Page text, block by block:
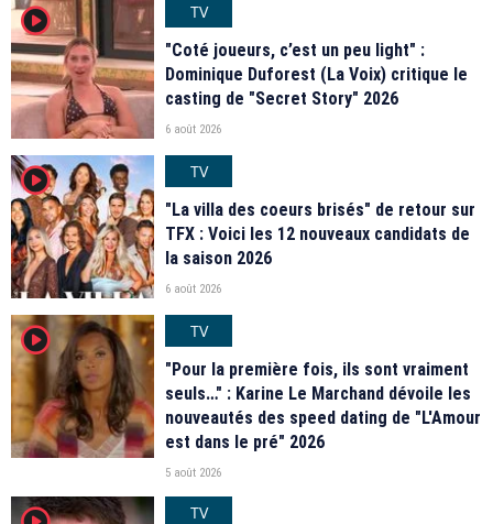
player2
TV
"Coté joueurs, c’est un peu light" :
Dominique Duforest (La Voix) critique le
casting de "Secret Story" 2026
6 août 2026
player2
TV
"La villa des coeurs brisés" de retour sur
TFX : Voici les 12 nouveaux candidats de
la saison 2026
6 août 2026
player2
TV
"Pour la première fois, ils sont vraiment
seuls…" : Karine Le Marchand dévoile les
nouveautés des speed dating de "L'Amour
est dans le pré" 2026
5 août 2026
TV